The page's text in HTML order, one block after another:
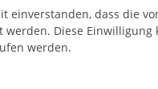
einverstanden, dass die
Diese Einwilligung
werden.